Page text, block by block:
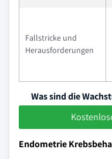
Fallstricke und
Herausforderungen
Was sind die
Endometrie